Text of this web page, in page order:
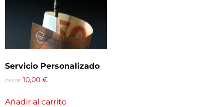
Servicio Personalizado
DESDE:10,00 €
Añadir al carrito